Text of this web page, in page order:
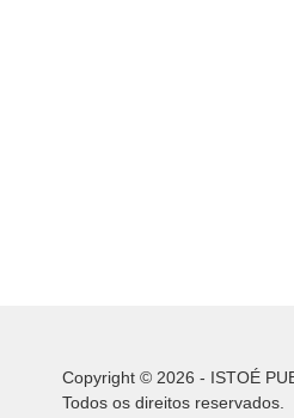
Copyright © 2026 - ISTOÉ
Todos os direitos reservados.